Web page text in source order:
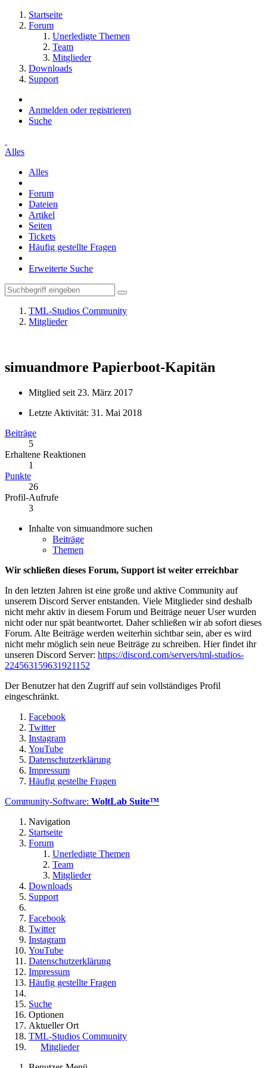
Startseite
Forum
Unerledigte Themen
Team
Mitglieder
Downloads
Support
Anmelden oder registrieren
Suche
Alles
Alles
Forum
Dateien
Artikel
Seiten
Tickets
Häufig gestellte Fragen
Erweiterte Suche
TML-Studios Community
Mitglieder
simuandmore Papierboot-Kapitän
Mitglied seit 23. März 2017
Letzte Aktivität: 31. Mai 2018
Beiträge
5
Erhaltene Reaktionen
1
Punkte
26
Profil-Aufrufe
3
Inhalte von simuandmore suchen
Beiträge
Themen
Wir schließen dieses Forum, Support ist weiter erreichbar
In den letzten Jahren ist eine große und aktive Community auf
unserem Discord Server entstanden. Viele Mitglieder sind deshalb
nicht mehr aktiv in diesem Forum und Beiträge neuer User wurden
nicht oder nur spät beantwortet. Daher schließen wir ab sofort dieses
Forum. Alte Beiträge werden weiterhin sichtbar sein, aber es wird
nicht mehr möglich sein neue Beiträge zu schreiben. Hier findet ihr
unseren Discord Server: https://discord.com/servers/tml-studios-
224563159631921152
Der Benutzer hat den Zugriff auf sein vollständiges Profil
eingeschränkt.
Facebook
Twitter
Instagram
YouTube
Datenschutzerklärung
Impressum
Häufig gestellte Fragen
Community-Software: WoltLab Suite™
Navigation
Startseite
Forum
Unerledigte Themen
Team
Mitglieder
Downloads
Support
Facebook
Twitter
Instagram
YouTube
Datenschutzerklärung
Impressum
Häufig gestellte Fragen
Suche
Optionen
Aktueller Ort
TML-Studios Community
Mitglieder